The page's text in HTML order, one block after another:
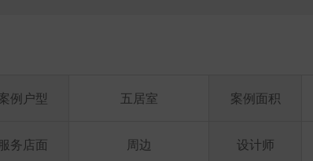
例户型
务店面
五居室
周边
案例面积
设计师